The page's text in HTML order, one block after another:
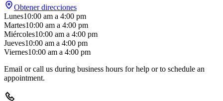
Obtener direcciones
Lunes10:00 am a 4:00 pm
Martes10:00 am a 4:00 pm
Miércoles10:00 am a 4:00 pm
Jueves10:00 am a 4:00 pm
Viernes10:00 am a 4:00 pm
Email or call us during business hours for help or to schedule an
appointment.